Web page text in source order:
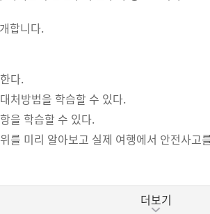
합니다.
다.
처방법을 학습할 수 있다.
을 학습할 수 있다.
를 미리 알아보고 실제 여행에서 안전사고
더보기